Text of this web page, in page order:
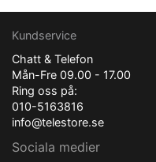
Kundservice
Chatt & Telefon
Mån-Fre 09.00 - 17.00
Ring oss på:
010-5163816
info@telestore.se
Sociala medier